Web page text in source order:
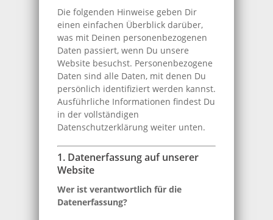
Die folgenden Hinweise geben Dir
einen einfachen Überblick darüber,
was mit Deinen personenbezogenen
Daten passiert, wenn Du unsere
Website besuchst. Personenbezogene
Daten sind alle Daten, mit denen Du
persönlich identifiziert werden kannst.
Ausführliche Informationen findest Du
in der vollständigen
Datenschutzerklärung weiter unten.
1. Datenerfassung auf unserer
Website
Wer ist verantwortlich für die
Datenerfassung?